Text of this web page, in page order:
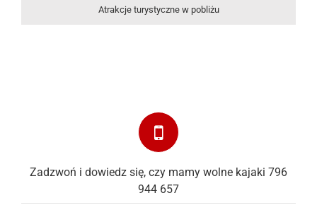
Atrakcje turystyczne w pobliżu
Zadzwoń i dowiedz się, czy mamy wolne kajaki 796
944 657